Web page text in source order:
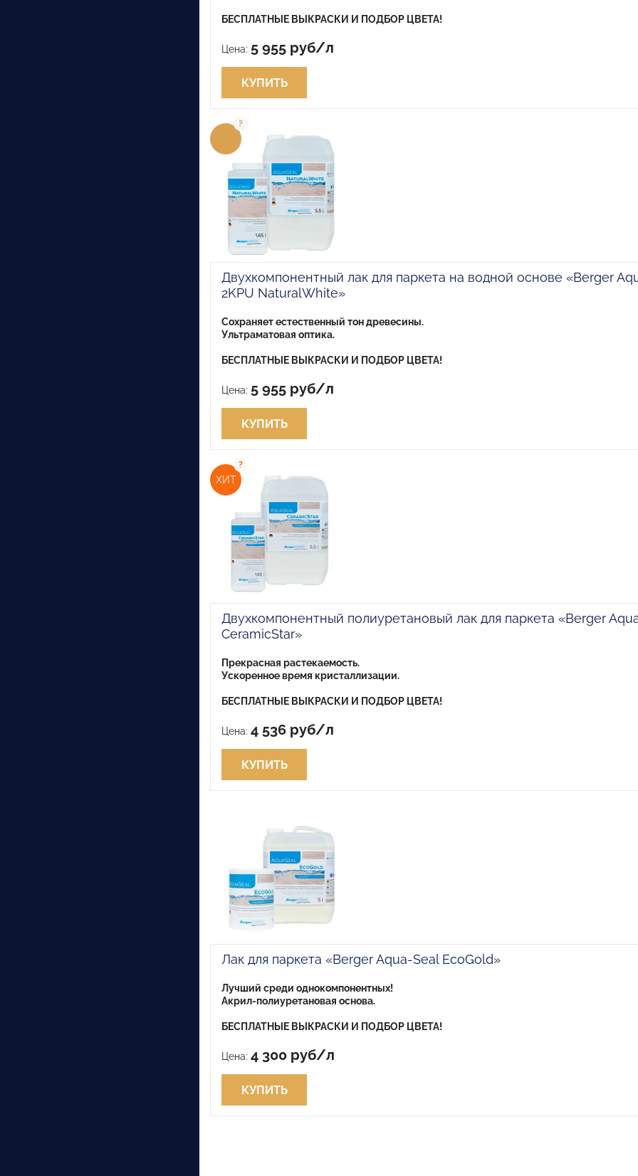
БЕСПЛАТНЫЕ ВЫКРАСКИ И ПОДБОР ЦВЕТА!
Цена: 5 955 руб/л
КУПИТЬ
Двухкомпонентный лак для паркета на водной основе «Berger
2KPU NaturalWhite»
Сохраняет естественный тон древесины.
Ультраматовая оптика.
БЕСПЛАТНЫЕ ВЫКРАСКИ И ПОДБОР ЦВЕТА!
Цена: 5 955 руб/л
КУПИТЬ
ХИТ
Двухкомпонентный полиуретановый лак для паркета «Berger
CeramicStar»
Прекрасная растекаемость.
Ускоренное время кристаллизации.
БЕСПЛАТНЫЕ ВЫКРАСКИ И ПОДБОР ЦВЕТА!
Цена: 4 536 руб/л
КУПИТЬ
Лак для паркета «Berger Aqua-Seal EcoGold»
Лучший среди однокомпонентных!
Акрил-полиуретановая основа.
БЕСПЛАТНЫЕ ВЫКРАСКИ И ПОДБОР ЦВЕТА!
Цена: 4 300 руб/л
КУПИТЬ